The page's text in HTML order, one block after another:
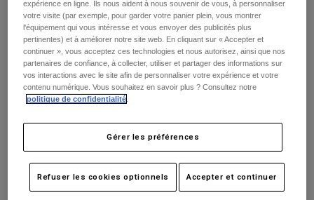
Pantalons
Shorts
Vestes
Protections
Pantalons
Gants
Vestes
Masques
Chemises
Voir tout
Femme
Sweats et Pulls
Vestes
Protections
Masques
Chaussettes
Voir tout
Casques
Maillots
expérience en ligne. Ils nous aident à nous souvenir de vous, à personnaliser
votre visite (par exemple, pour garder votre panier plein, vous montrer
l'équipement qui vous intéresse et vous envoyer des publicités plus
pertinentes) et à améliorer notre site web. En cliquant sur « Accepter et
continuer », vous acceptez ces technologies et nous autorisez, ainsi que nos
partenaires de confiance, à collecter, utiliser et partager des informations sur
vos interactions avec le site afin de personnaliser votre expérience et votre
contenu numérique. Vous souhaitez en savoir plus ? Consultez notre
politique de confidentialité
Gérer les préférences
Refuser les cookies optionnels Accepter et continuer